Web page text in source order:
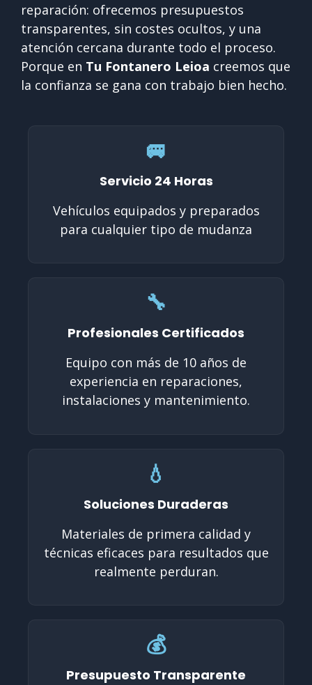
reparación: ofrecemos presupuestos
transparentes, sin costes ocultos, y una
atención cercana durante todo el proceso.
Porque en Tu Fontanero Leioa creemos que
la confianza se gana con trabajo bien hecho.
🚐
Servicio 24 Horas
Vehículos equipados y preparados
para cualquier tipo de mudanza
🔧
Profesionales Certificados
Equipo con más de 10 años de
experiencia en reparaciones,
instalaciones y mantenimiento.
💧
Soluciones Duraderas
Materiales de primera calidad y
técnicas eficaces para resultados que
realmente perduran.
💰
Presupuesto Transparente